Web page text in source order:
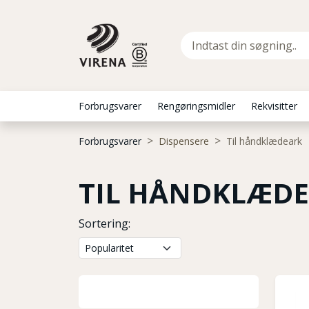
Forbrugsvarer Rengøringsmidler Rekvisitter
Forbrugsvarer Dispensere Til håndklædeark
TIL
Sortering: